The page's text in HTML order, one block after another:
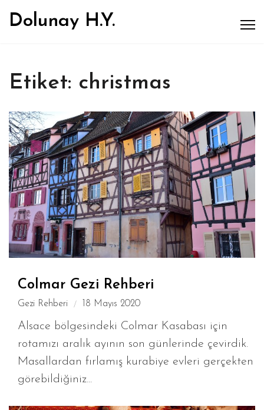
Dolunay H.Y.
Etiket: christmas
Colmar Gezi Rehberi
Gezi Rehberi 18 Mayıs 2020
Alsace bölgesindeki Colmar Kasabası için
rotamızı aralık ayının son günlerinde çevirdik.
Masallardan fırlamış kurabiye evleri gerçekten
görebildiğiniz...